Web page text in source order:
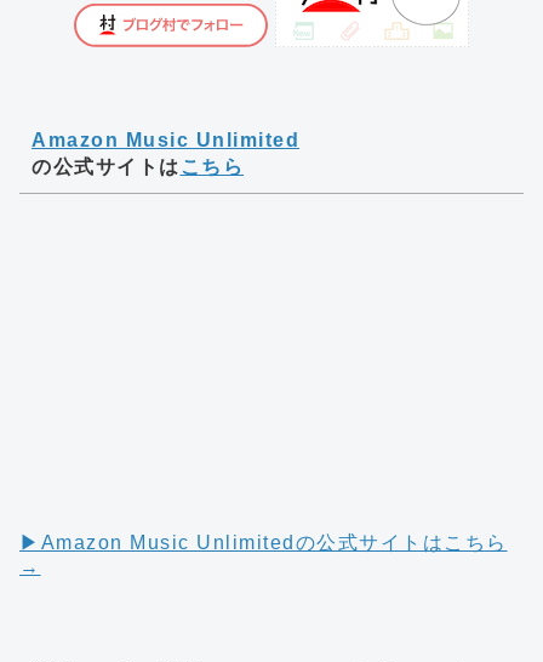
Amazon Music Unlimited
の公式サイトは こちら
▶︎Amazon Music Unlimitedの公式サイトはこちら
→